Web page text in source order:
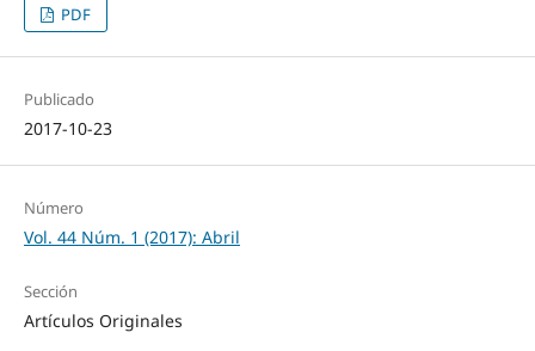
PDF
Publicado
2017-10-23
Número
Vol. 44 Núm. 1 (2017): Abril
Sección
Artículos Originales